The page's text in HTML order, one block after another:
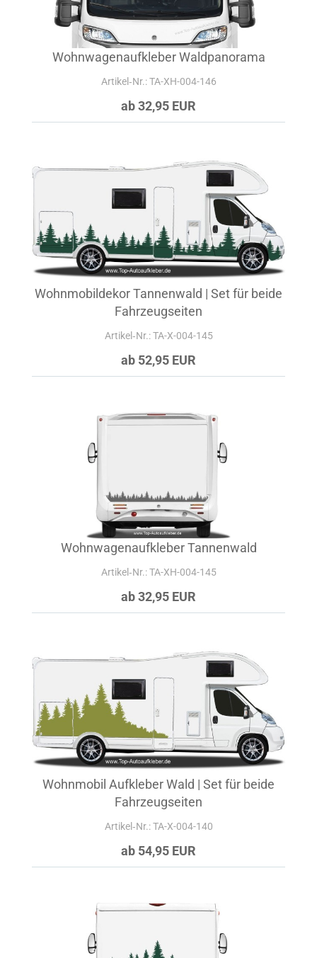
Wohnwagenaufkleber Waldpanorama
Artikel‑Nr.: TA-XH-004-146
ab 32,95 EUR
Wohnmobildekor Tannenwald | Set für beide
Fahrzeugseiten
Artikel‑Nr.: TA-X-004-145
ab 52,95 EUR
Wohnwagenaufkleber Tannenwald
Artikel‑Nr.: TA-XH-004-145
ab 32,95 EUR
Wohnmobil Aufkleber Wald | Set für beide
Fahrzeugseiten
Artikel‑Nr.: TA-X-004-140
ab 54,95 EUR